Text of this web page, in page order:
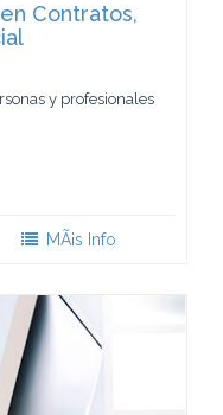
Contratos,
y profesionales
MÃ¡s Info